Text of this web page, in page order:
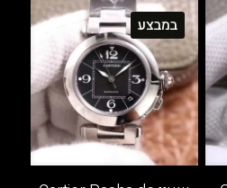
זה
יש
מספר
סוגים.
ניתן
לבחור
את
האפשרויות
במבצע